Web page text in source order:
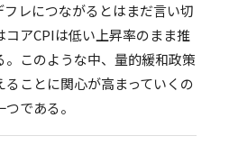
レにつながるとはまだ言い切
アCPIは低い上昇率のまま推
このような中、量的緩和政策
ことに関心が高まっていくの
である。